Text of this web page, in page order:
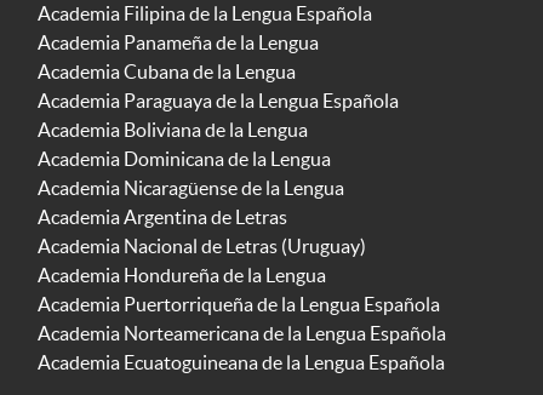
Academia Filipina de la Lengua Española
Academia Panameña de la Lengua
Academia Cubana de la Lengua
Academia Paraguaya de la Lengua Española
Academia Boliviana de la Lengua
Academia Dominicana de la Lengua
Academia Nicaragüense de la Lengua
Academia Argentina de Letras
Academia Nacional de Letras (Uruguay)
Academia Hondureña de la Lengua
Academia Puertorriqueña de la Lengua Española
Academia Norteamericana de la Lengua Española
Academia Ecuatoguineana de la Lengua Española